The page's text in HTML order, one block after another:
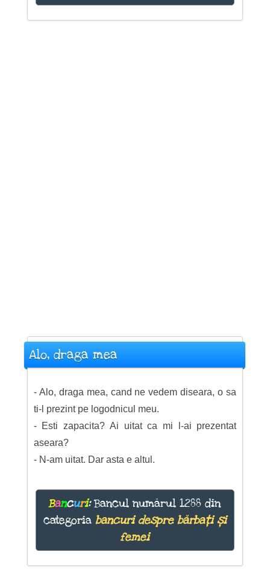
Alo, draga mea
- Alo, draga mea, cand ne vedem diseara, o sa
ti-l prezint pe logodnicul meu.
- Esti zapacita? Ai uitat ca mi l-ai prezentat
aseara?
- N-am uitat. Dar asta e altul.
Bancuri:Bancul numărul 1288 din
categoria bancuri despre bărbați și
femei